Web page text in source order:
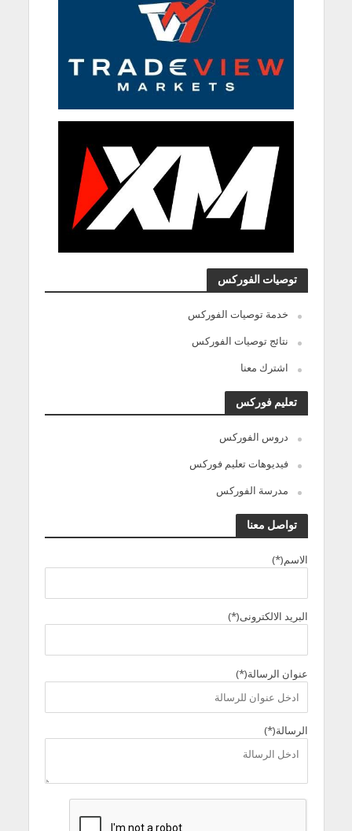
توصيات الفوركس
خدمة توصيات الفوركس
نتائج توصيات الفوركس
اشترك معنا
تعليم فوركس
دروس الفوركس
فيديوهات تعليم فوركس
مدرسة الفوركس
تواصل معنا
الاسم(*)
البريد الالكترونى(*)
عنوان الرسالة(*)
الرسالة(*)